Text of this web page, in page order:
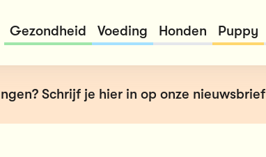
Gezondheid Voeding Honden Puppy
Schrijf je hier in op onze nieuwsbrief